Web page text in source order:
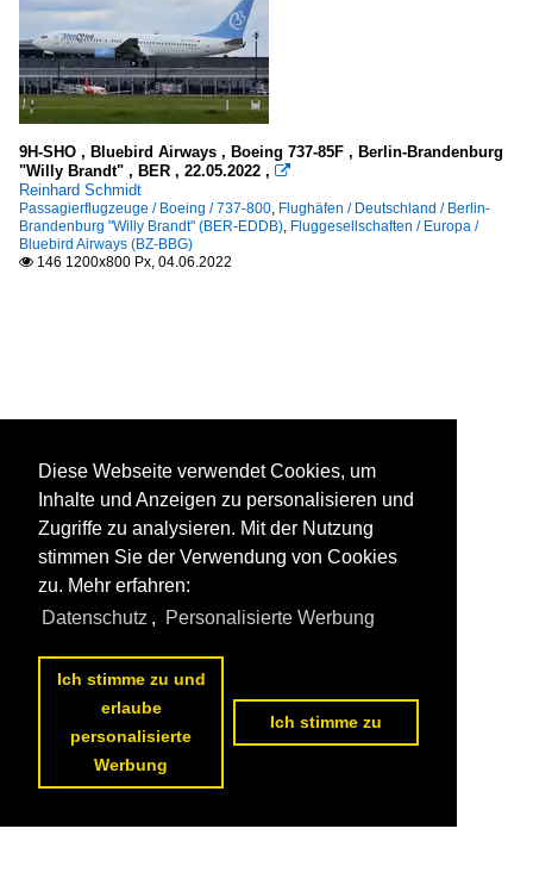
9H-SHO , Bluebird Airways , Boeing 737-85F , Berlin-Brandenburg
"Willy Brandt" , BER , 22.05.2022 , 
Reinhard Schmidt
Passagierflugzeuge / Boeing / 737-800, Flughäfen / Deutschland / Berlin-
Brandenburg "Willy Brandt" (BER-EDDB), Fluggesellschaften / Europa /
Bluebird Airways (BZ-BBG)
 146 1200x800 Px, 04.06.2022
Diese Webseite verwendet Cookies, um
Inhalte und Anzeigen zu personalisieren und
Zugriffe zu analysieren. Mit der Nutzung
stimmen Sie der Verwendung von Cookies
zu. Mehr erfahren:
Datenschutz , Personalisierte Werbung
Ich stimme zu und
erlaube
personalisierte
Werbung
Ich stimme zu